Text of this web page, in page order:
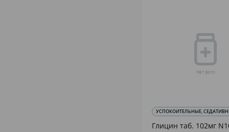
УСПОКОИТЕЛЬНЫЕ,
Глицин таб. 102мг